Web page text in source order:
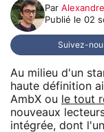
Par
Publié le 02
Suivez-
Au milieu d'un
haute définition
AmbX ou
le tout
nouveaux
intégrée, dont